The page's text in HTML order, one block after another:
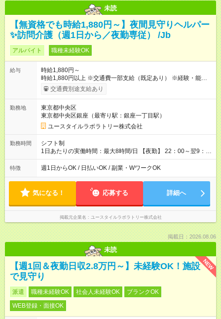
未読
【無資格でも時給1,880円～】夜間見守りヘルパー
✨訪問介護（週1日から／夜勤専従） /Jb
アルバイト 職種未経験OK
給与
時給1,880円～
時給1,880円以上 ※交通費一部支給（既定あり） ※経験・能力を
考慮して決定します 【収入例】 週1回勤務の場合：1,880円×8時
間×4回=6万0,160円 週3回勤務の場合：1,880円×8時間×12回
月 ※ 雇用形態と給与に、本採用時と異なる部分があります。 雇
用形態：本採用時と同じです。 給与：時給 1,660円以上
交通費別途支給あり
勤務地
東京都中央区
東京都中央区銀座（最寄り駅：銀座一丁目駅）
ユースタイルラボラトリー株式会社
勤務時間
シフト制
1日あたりの実働時間：最大8時間/日 【夜勤】 22：00～翌9：
00 ※週1日～OK ／ 夜勤専従 ＊＊ 勤務時間例 ＊＊ ■22時か
ら翌7時 ■23時から翌8時 ■24時から翌9時 など ※上記の時間
ます。 ※曜日固定（毎週同じ曜日での勤務となります）
特徴 週1日からOK / 日払いOK / 副業・WワークOK
気になる！ 応募する 詳細へ
掲載元企業名 ユースタイルラボラトリー株式会社
掲載日：2026.08.06
未読
NEW
【週1回＆夜勤日収2.8万円～】未経験OK！施設
で見守り
派遣 職種未経験OK 社会人未経験OK
ブランクOK
WEB登録・面接OK